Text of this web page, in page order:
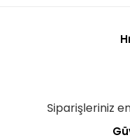
Siparişleriniz